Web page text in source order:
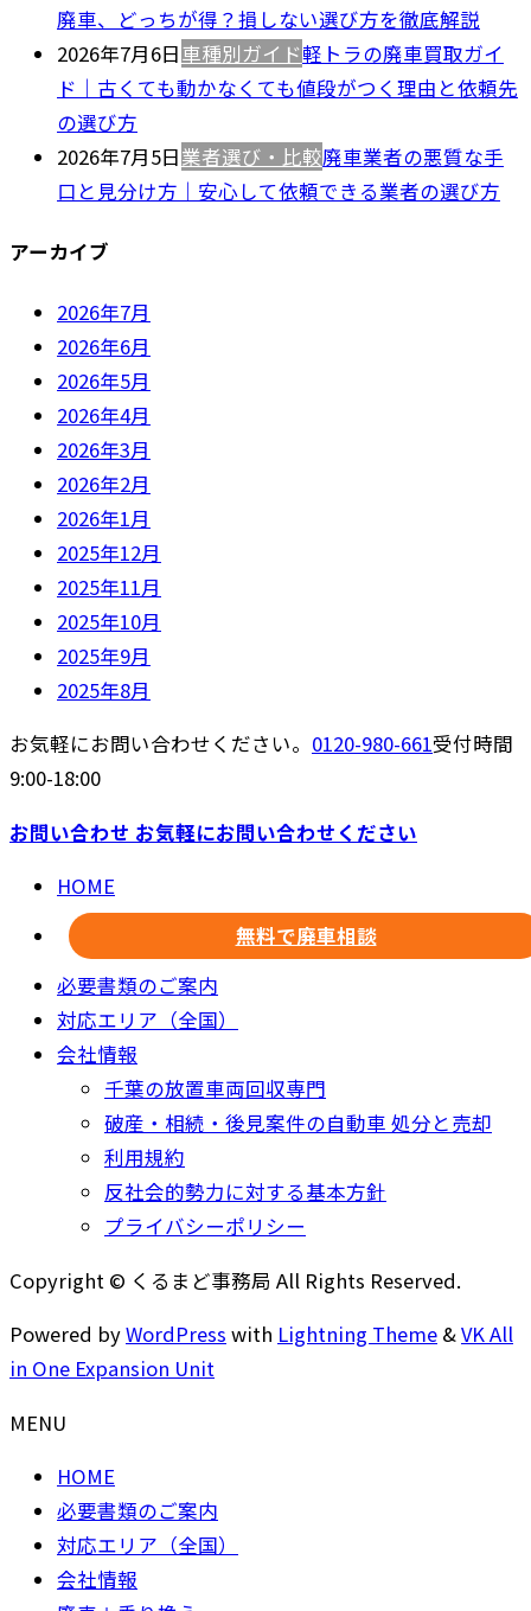
廃車、どっちが得？損しない選び方を徹底解説
2026年7月6日車種別ガイド軽トラの廃車買取ガイ
ド｜古くても動かなくても値段がつく理由と依頼先
の選び方
2026年7月5日業者選び・比較廃車業者の悪質な手
口と見分け方｜安心して依頼できる業者の選び方
アーカイブ
2026年7月
2026年6月
2026年5月
2026年4月
2026年3月
2026年2月
2026年1月
2025年12月
2025年11月
2025年10月
2025年9月
2025年8月
お気軽にお問い合わせください。 0120-980-661受付時間
9:00-18:00
お問い合わせ お気軽にお問い合わせください
HOME
無料で廃車相談
必要書類のご案内
対応エリア（全国）
会社情報
千葉の放置車両回収専門
破産・相続・後見案件の自動車 処分と売却
利用規約
反社会的勢力に対する基本方針
プライバシーポリシー
Copyright © くるまど事務局 All Rights Reserved.
Powered byWordPress with Lightning Theme &VK All
in One Expansion Unit
MENU
HOME
必要書類のご案内
対応エリア（全国）
会社情報